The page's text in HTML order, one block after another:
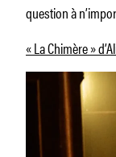
question à
« La Chimère »